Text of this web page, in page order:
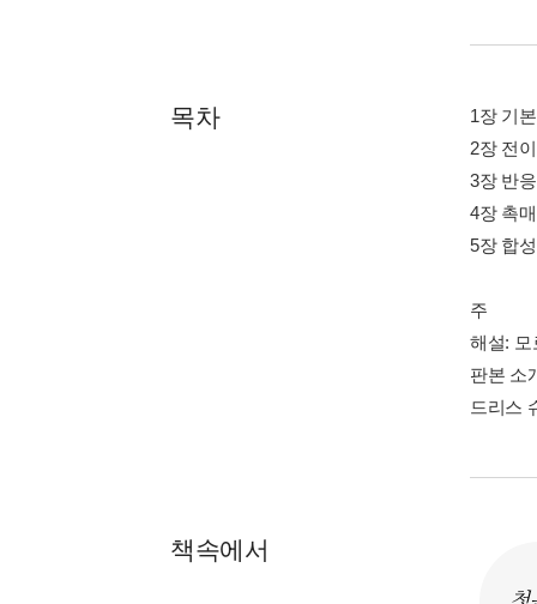
목차
1장 기
2장 전
3장 반응
4장 촉매
5장 합
주
해설: 모
판본 소
드리스
책속에서